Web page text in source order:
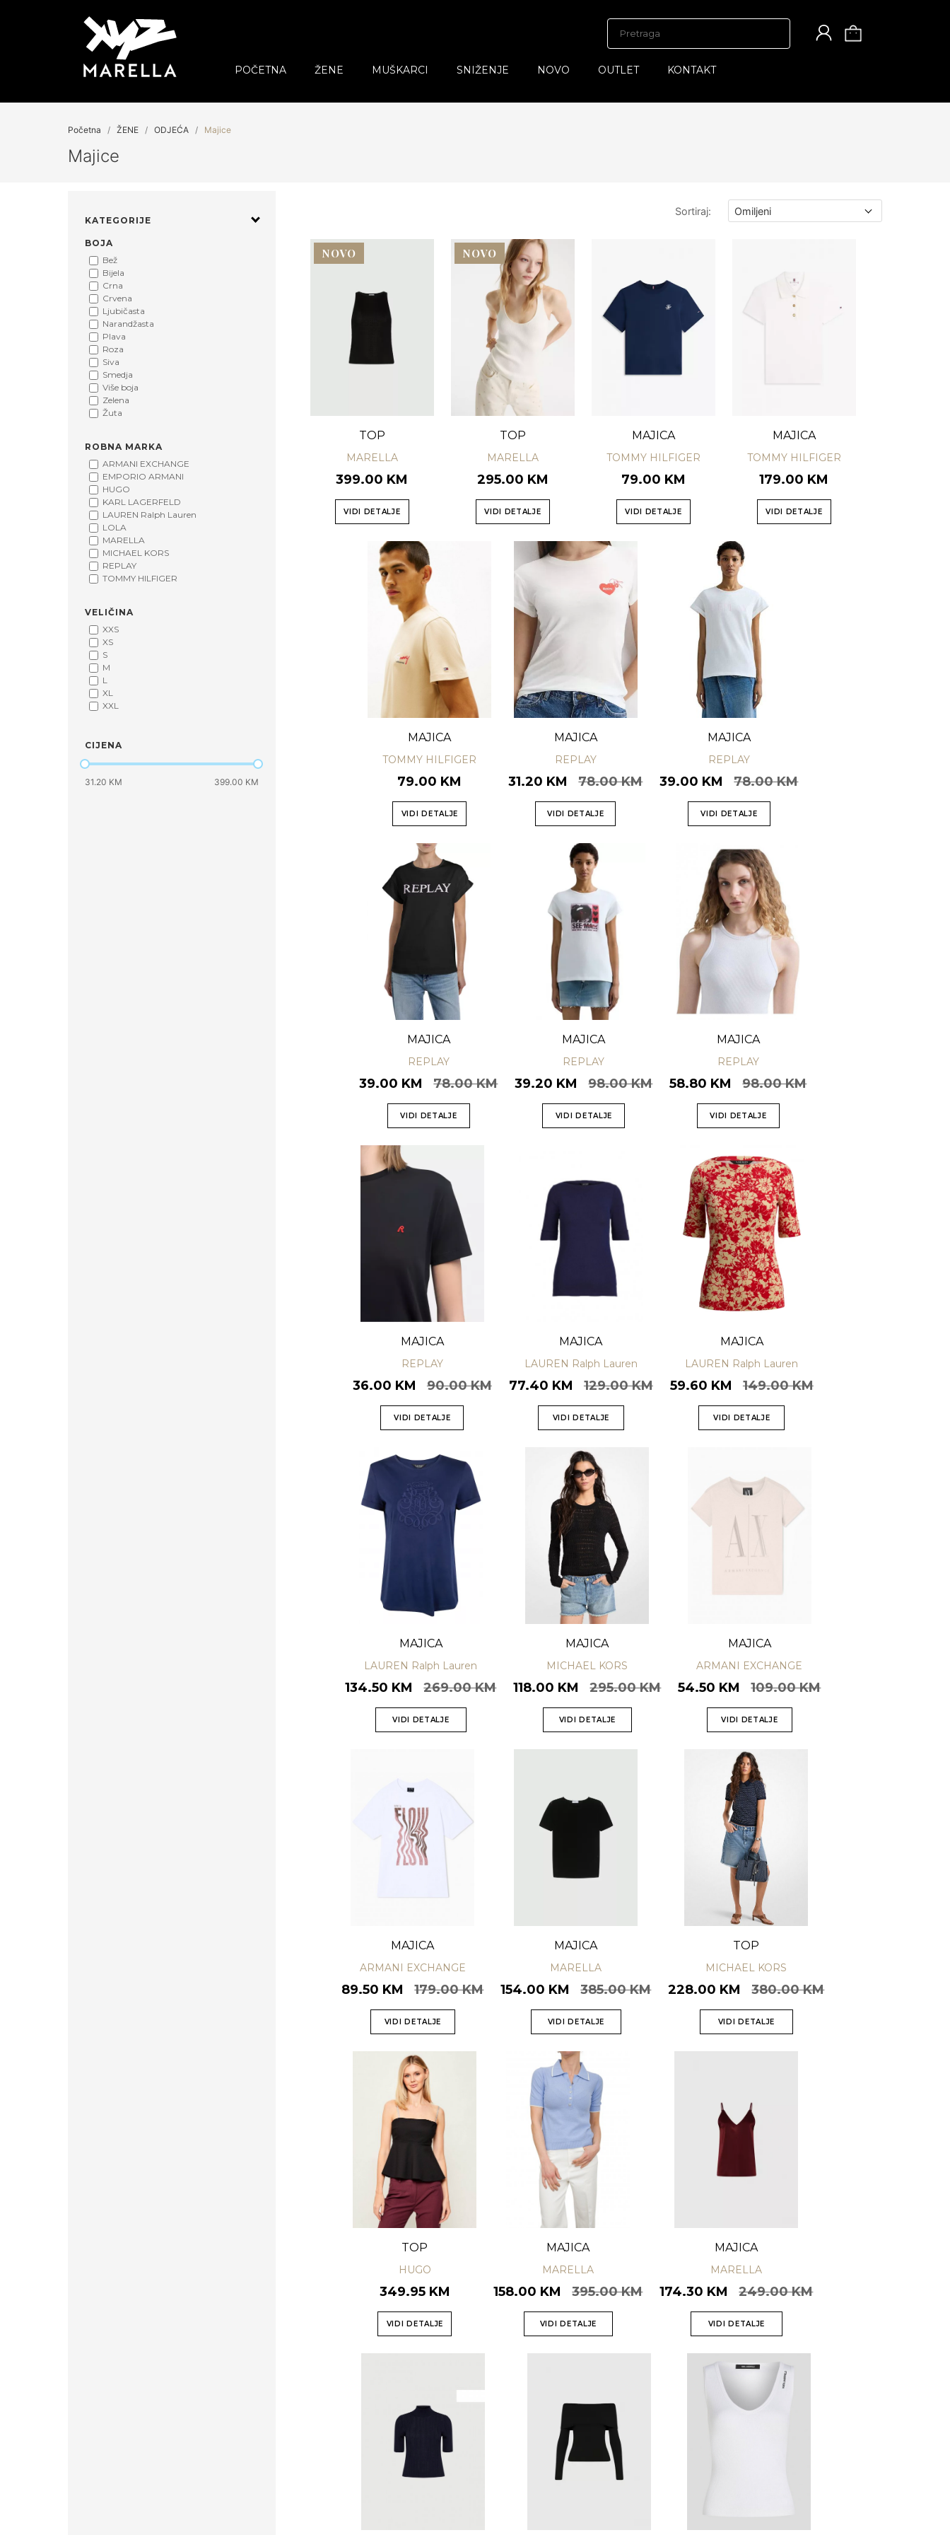
POČETNA ŽENE MUŠKARCI SNIŽENJE NOVO OUTLET KONTAKT
Početna ŽENE ODJEĆA Majice
Majice
KATEGORIJE
BOJA
Bež
Bijela
Crna
Crvena
Ljubičasta
Narandžasta
Plava
Roza
Siva
Smedja
Više boja
Zelena
Žuta
ROBNA MARKA
ARMANI EXCHANGE
EMPORIO ARMANI
HUGO
KARL LAGERFELD
LAUREN Ralph Lauren
LOLA
MARELLA
MICHAEL KORS
REPLAY
TOMMY HILFIGER
VELIČINA
XXS
XS
S
M
L
XL
XXL
CIJENA
31.20 KM 399.00 KM
Sortiraj:
NOVO
TOP
MARELLA
399.00 KM
VIDI DETALJE
NOVO
TOP
MARELLA
295.00 KM
VIDI DETALJE
MAJICA
TOMMY HILFIGER
79.00 KM
VIDI DETALJE
MAJICA
TOMMY HILFIGER
179.00 KM
VIDI DETALJE
MAJICA
TOMMY HILFIGER
79.00 KM
VIDI DETALJE
MAJICA
REPLAY
31.20 KM 78.00 KM
VIDI DETALJE
MAJICA
REPLAY
39.00 KM 78.00 KM
VIDI DETALJE
MAJICA
REPLAY
39.00 KM 78.00 KM
VIDI DETALJE
MAJICA
REPLAY
39.20 KM 98.00 KM
VIDI DETALJE
MAJICA
REPLAY
58.80 KM 98.00 KM
VIDI DETALJE
MAJICA
REPLAY
36.00 KM 90.00 KM
VIDI DETALJE
MAJICA
LAUREN Ralph Lauren
77.40 KM 129.00 KM
VIDI DETALJE
MAJICA
LAUREN Ralph Lauren
59.60 KM 149.00 KM
VIDI DETALJE
MAJICA
LAUREN Ralph Lauren
134.50 KM 269.00 KM
VIDI DETALJE
MAJICA
MICHAEL KORS
118.00 KM 295.00 KM
VIDI DETALJE
MAJICA
ARMANI EXCHANGE
54.50 KM 109.00 KM
VIDI DETALJE
MAJICA
ARMANI EXCHANGE
89.50 KM 179.00 KM
VIDI DETALJE
MAJICA
MARELLA
154.00 KM 385.00 KM
VIDI DETALJE
TOP
MICHAEL KORS
228.00 KM 380.00 KM
VIDI DETALJE
TOP
HUGO
349.95 KM
VIDI DETALJE
MAJICA
MARELLA
158.00 KM 395.00 KM
VIDI DETALJE
MAJICA
MARELLA
174.30 KM 249.00 KM
VIDI DETALJE